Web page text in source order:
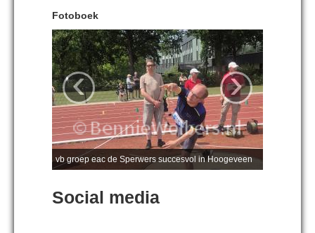
Fotoboek
vb groep eac de Sperwers succesvol in Hoogeveen
‹ ›
Social media